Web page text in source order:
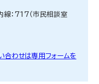
線：717（市民相談室
わせは専用フォームを